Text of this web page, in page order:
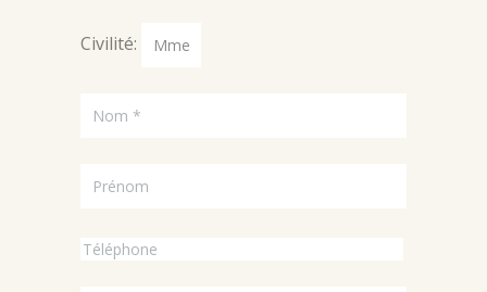
Civilité: